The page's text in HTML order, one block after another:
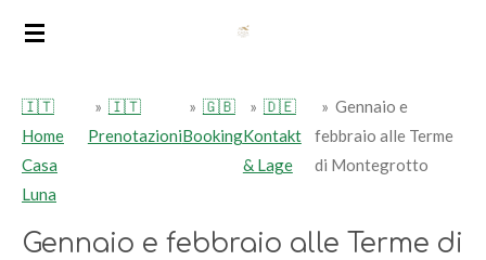
Vai
principale
🇮🇹
Home
Casa
Luna
» 🇮🇹
Prenotazioni
» 🇬🇧
Booking
» 🇩🇪
Kontakt
& Lage
» Gennaio e
febbraio alle Terme
di Montegrotto
Gennaio e febbraio alle Terme di